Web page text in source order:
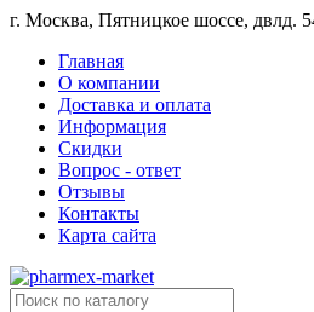
г. Москва, Пятницкое шоссе, двлд.
Главная
О компании
Доставка и оплата
Информация
Скидки
Вопрос - ответ
Отзывы
Контакты
Карта сайта